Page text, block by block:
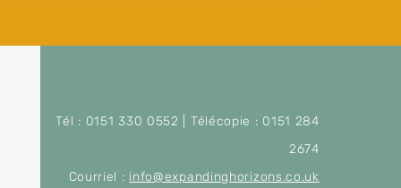
Tél : 0151 330 0552 | Télécopie : 0151 284
2674
Courriel : info@expandinghorizons.co.uk